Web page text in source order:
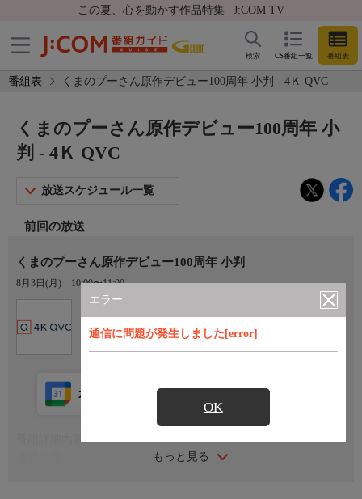
この夏、心を動かす作品特集 | J:COM TV
CS番組一覧 番組表
検索
番組表 くまのプーさん原作デビュー100周年 小判 - 4Ｋ QVC
エラー
通信に問題が発生しました[error]
OK
くまのプーさん原作デビュー100周年 小
判 - 4Ｋ QVC
放送スケジュール一覧
前回の放送
くまのプーさん原作デビュー100周年 小判
8月3日(月) 10:00〜11:00
もっと見る
カレンダー登録 アプリ視聴